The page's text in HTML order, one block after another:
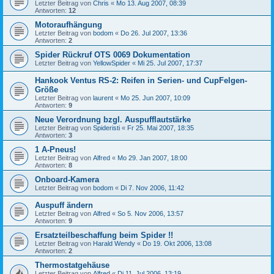
Letzter Beitrag von Chris « Mo 13. Aug 2007, 08:39
Antworten: 12
Motoraufhängung
Letzter Beitrag von bodom « Do 26. Jul 2007, 13:36
Antworten: 2
Spider Rückruf OTS 0069 Dokumentation
Letzter Beitrag von YellowSpider « Mi 25. Jul 2007, 17:37
Hankook Ventus RS-2: Reifen in Serien- und CupFelgen-
Größe
Letzter Beitrag von laurent « Mo 25. Jun 2007, 10:09
Antworten: 9
Neue Verordnung bzgl. Auspufflautstärke
Letzter Beitrag von Spideristi « Fr 25. Mai 2007, 18:35
Antworten: 3
1 A-Pneus!
Letzter Beitrag von Alfred « Mo 29. Jan 2007, 18:00
Antworten: 8
Onboard-Kamera
Letzter Beitrag von bodom « Di 7. Nov 2006, 11:42
Auspuff ändern
Letzter Beitrag von Alfred « So 5. Nov 2006, 13:57
Antworten: 9
Ersatzteilbeschaffung beim Spider !!
Letzter Beitrag von Harald Wendy « Do 19. Okt 2006, 13:08
Antworten: 2
Thermostatgehäuse